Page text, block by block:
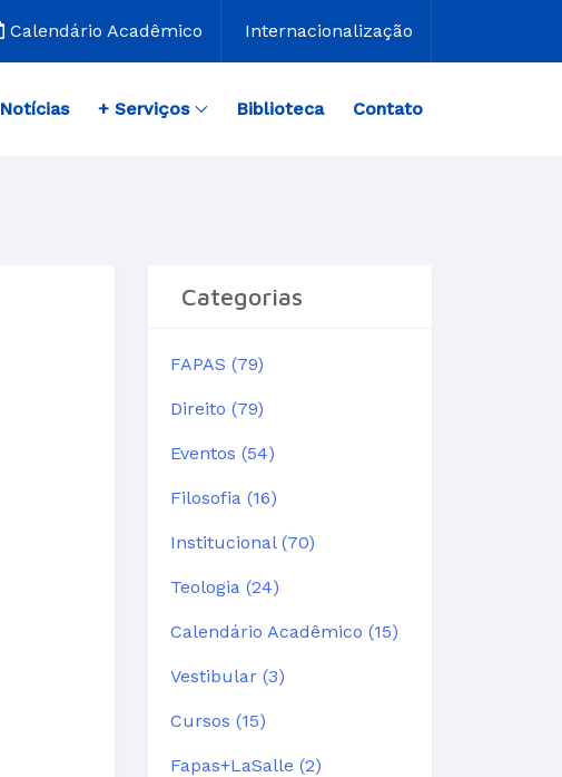
Calendário Acadêmico Internacionalização
Notícias + Serviços Biblioteca Contato
Categorias
FAPAS (79)
Direito (79)
Eventos (54)
Filosofia (16)
Institucional (70)
Teologia (24)
Calendário Acadêmico (15)
Vestibular (3)
Cursos (15)
Fapas+LaSalle (2)